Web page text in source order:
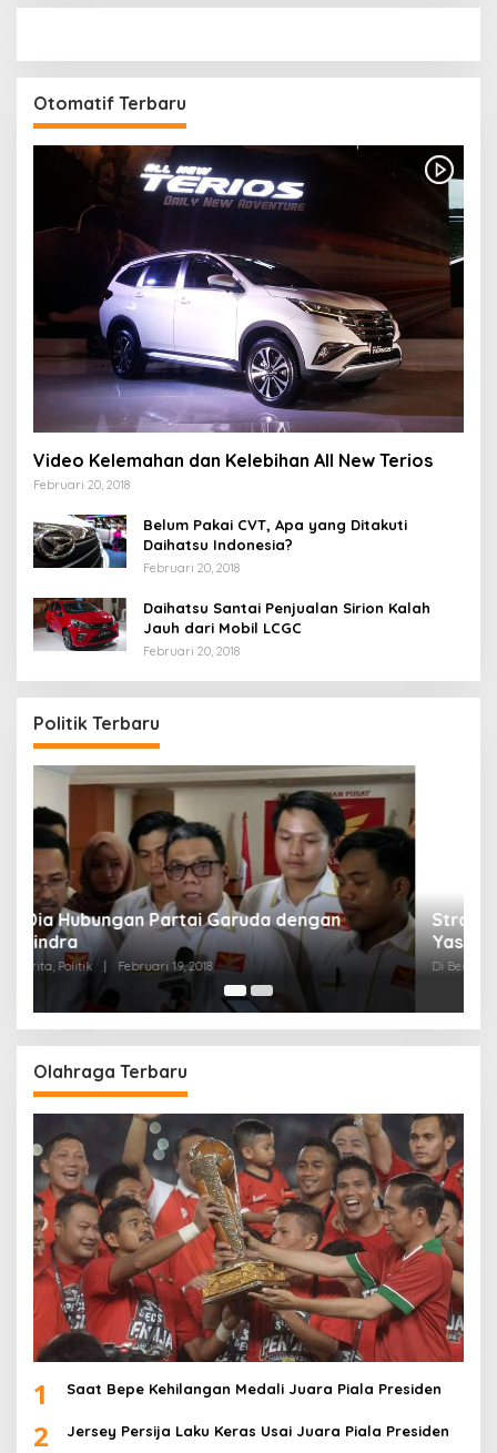
Otomatif Terbaru
Video Kelemahan dan Kelebihan All New Terios
Februari 20, 2018
Belum Pakai CVT, Apa yang Ditakuti
Daihatsu Indonesia?
Februari 20, 2018
Daihatsu Santai Penjualan Sirion Kalah
Jauh dari Mobil LCGC
Februari 20, 2018
Politik Terbaru
Strategi PPP Menangkan Duet Ganjar dan Gus
Yasin
Di Berita, Politik | Februari 19, 2018
Olahraga Terbaru
1 Saat Bepe Kehilangan Medali Juara Piala Presiden
2 Jersey Persija Laku Keras Usai Juara Piala Presiden